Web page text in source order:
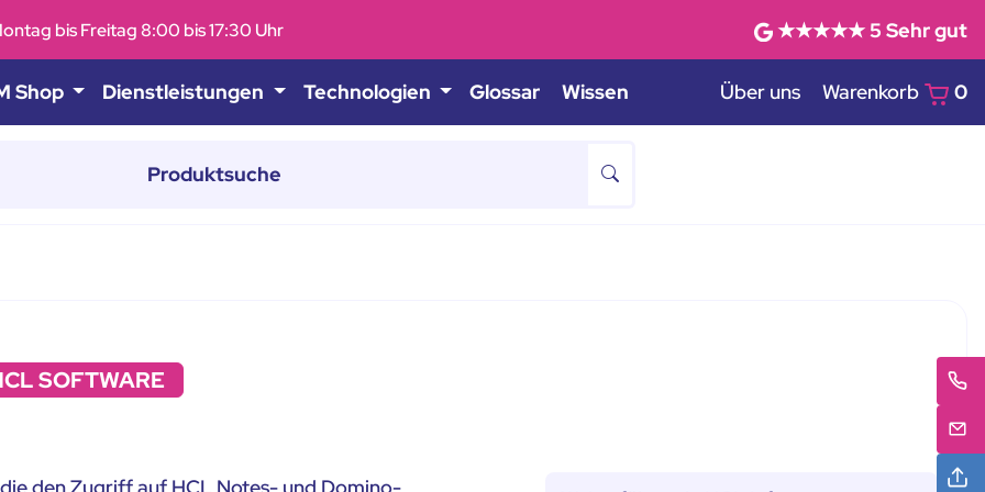
bis Freitag 8:00 bis 17:30 Uhr ★★★★★5 Sehr gut
Shop Dienstleistungen Technologien Glossar Wissen Über uns Warenkorb 0
SOFTWARE
den Zugriff auf HCL Notes- und Domino-